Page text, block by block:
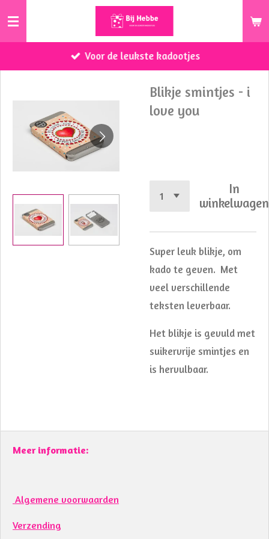
Ga
de
Voor de leukste kadootjes
Blikje smintjes - i
love you
In
winkelwagen
Super leuk blikje, om
kado te geven. Met
veel verschillende
teksten leverbaar.
Het blikje is gevuld met
suikervrije smintjes en
is hervulbaar.
Meer informatie:
Algemene voorwaarden
Verzending